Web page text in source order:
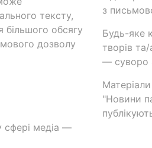
тексту,
більшого обсягу
дозволу
сфері медіа —
з
Будь-яке
творів
— суворо
"Новини